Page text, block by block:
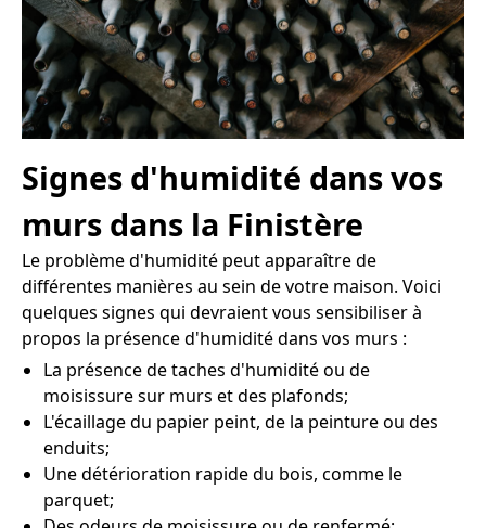
Signes d'humidité dans vos
murs dans la Finistère
Le problème d'humidité peut apparaître de
différentes manières au sein de votre maison. Voici
quelques signes qui devraient vous sensibiliser à
propos la présence d'humidité dans vos murs :
La présence de taches d'humidité ou de
moisissure sur murs et des plafonds;
L'écaillage du papier peint, de la peinture ou des
enduits;
Une détérioration rapide du bois, comme le
parquet;